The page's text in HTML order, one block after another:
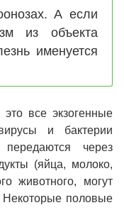
А если
из объекта
именуется
все экзогенные
и бактерии
через
(яйца, молоко,
животного, могут
Некоторые половые